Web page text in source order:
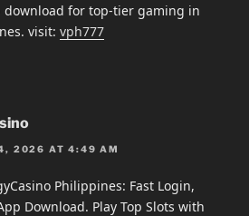
download for top-tier gaming in
visit: vph777
2026 AT 4:49 AM
Philippines: Fast Login,
Download. Play Top Slots with